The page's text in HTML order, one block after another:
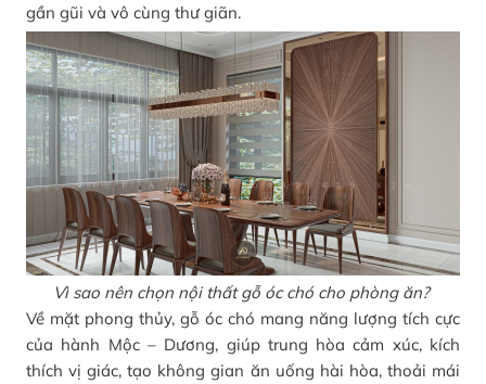
gần gũi và vô cùng thư giãn.
Vì sao nên chọn nội thất gỗ óc chó cho phòng ăn?
Về mặt phong thủy, gỗ óc chó mang năng lượng tích cực
của hành Mộc – Dương, giúp trung hòa cảm xúc, kích
thích vị giác, tạo không gian ăn uống hài hòa, thoải mái